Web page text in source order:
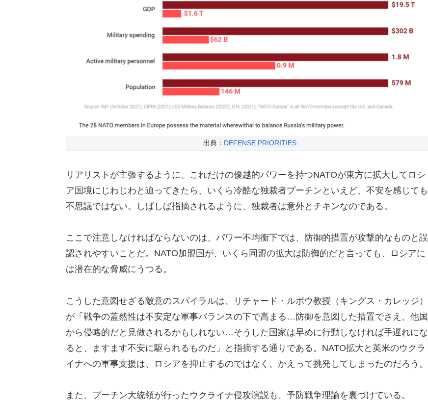
出典： DEFENSE PRIORITIES
リアリストが主張するように、これだけの優越的パワーを持つNATOが東方に拡大してロシ
ア国境にじわじわと迫ってきたら、いくら冷酷な独裁者プーチンといえど、不安を感じても
不思議ではない。しばしば指摘されるように、独裁者は意外とチキンなのである。
ここで注意しなければならないのは、パワー不均衡下では、防御的措置が攻撃的なものと誤
認されやすいことだ。NATO加盟国が、いくら同盟の拡大は防御的だと言っても、ロシアに
は潜在的な脅威にうつる。
こうした意図せざる敵意のスパイラルは、リチャード・ルボウ教授（キングス・カレッジ）
が「戦争の蓋然性は不安定な軍事バランスの下で高まる…防御を意図した措置でさえ、他国
から侵略的だと見做されるかもしれない…そうした国家は早めに行動しなければ手遅れにな
ると、ますます不安に駆られるものだ」と指摘する通りである。NATO拡大と英米のウクラ
イナへの軍事支援は、ロシアを抑止するのではなく、かえって挑発してしまったのだろう。
また、プーチン大統領が行ったウクライナ侵攻演説も、予防戦争理論を裏づけている。